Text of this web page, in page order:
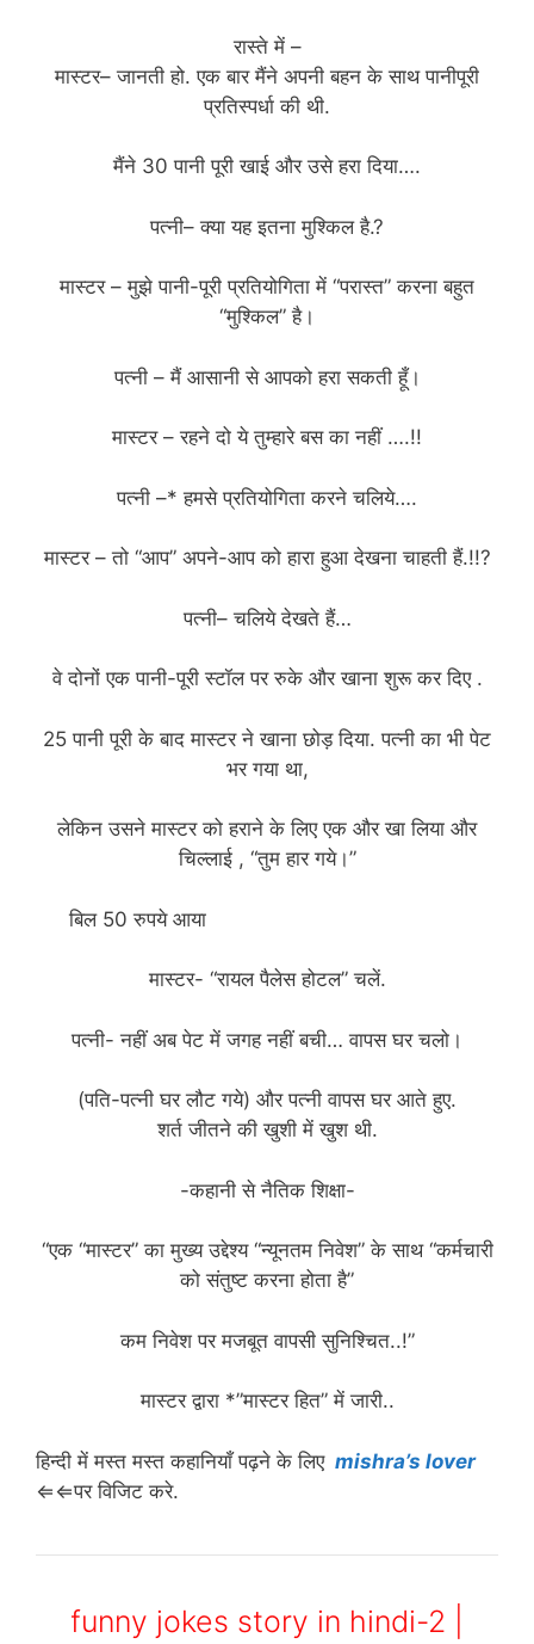
रास्ते में –
मास्टर– जानती हो. एक बार मैंने अपनी बहन के साथ पानीपूरी
प्रतिस्पर्धा की थी.
मैंने 30 पानी पूरी खाई और उसे हरा दिया….
पत्नी– क्या यह इतना मुश्किल है.?
मास्टर – मुझे पानी-पूरी प्रतियोगिता में “परास्त” करना बहुत
“मुश्किल” है।
पत्नी – मैं आसानी से आपको हरा सकती हूँ।
मास्टर – रहने दो ये तुम्हारे बस का नहीं ….!!
पत्नी –* हमसे प्रतियोगिता करने चलिये….
मास्टर – तो “आप” अपने-आप को हारा हुआ देखना चाहती हैं.!!?
पत्नी– चलिये देखते हैं…
वे दोनों एक पानी-पूरी स्टॉल पर रुके और खाना शुरू कर दिए .
25 पानी पूरी के बाद मास्टर ने खाना छोड़ दिया. पत्नी का भी पेट
भर गया था,
लेकिन उसने मास्टर को हराने के लिए एक और खा लिया और
चिल्लाई , “तुम हार गये।”
बिल 50 रुपये आया
मास्टर- “रायल पैलेस होटल” चलें.
पत्नी- नहीं अब पेट में जगह नहीं बची… वापस घर चलो।
(पति-पत्नी घर लौट गये) और पत्नी वापस घर आते हुए.
शर्त जीतने की खुशी में खुश थी.
-कहानी से नैतिक शिक्षा-
“एक “मास्टर” का मुख्य उद्देश्य “न्यूनतम निवेश” के साथ “कर्मचारी
को संतुष्ट करना होता है”
कम निवेश पर मजबूत वापसी सुनिश्चित..!”
मास्टर द्वारा *”मास्टर हित” में जारी..
हिन्दी में मस्त मस्त कहानियाँ पढ़ने के लिए mishra’s lover
⇐⇐पर विजिट करे.
funny jokes story in hindi-2 |